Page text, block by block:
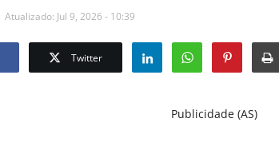
Atualizado: Jul 9, 2026 - 10:39
Twitter
Publicidade (AS)